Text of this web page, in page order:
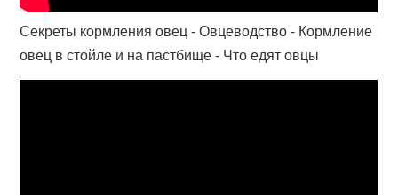
Секреты кормления овец - Овцеводство - Кормление
овец в стойле и на пастбище - Что едят овцы